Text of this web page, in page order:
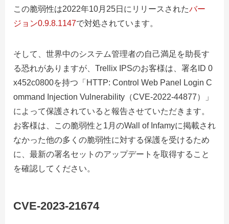
この脆弱性は2022年10月25日にリリースされたバー
ジョン0.9.8.1147で対処されています。
そして、世界中のシステム管理者の自己満足を助長す
る恐れがありますが、Trellix IPSのお客様は、署名ID 0
x452c0800を持つ「HTTP: Control Web Panel Login C
ommand Injection Vulnerability（CVE-2022-44877）」
によって保護されていると報告させていただきます。
お客様は、この脆弱性と1月のWall of Infamyに掲載され
なかった他の多くの脆弱性に対する保護を受けるため
に、最新の署名セットのアップデートを取得すること
を確認してください。
CVE-2023-21674